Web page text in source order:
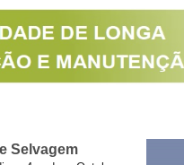
Selvagem